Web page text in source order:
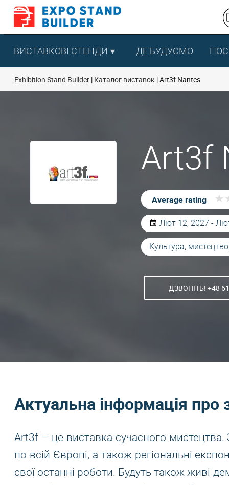
Перейти
змісту
ВИСТАВКОВІ СТЕНДИ ДЕ БУДУЄМО
Exhibition Stand Builder Каталог виставок Art3f Nantes
Art3f
Average rating ★
★
Лют 12, 2027 -
Культура,
ДЗВОНІТЬ! +48
Актуальна інформація про
Art3f – це виставка сучасного
по всій Європі, а також регіональні
свої останні роботи. Будуть також живі